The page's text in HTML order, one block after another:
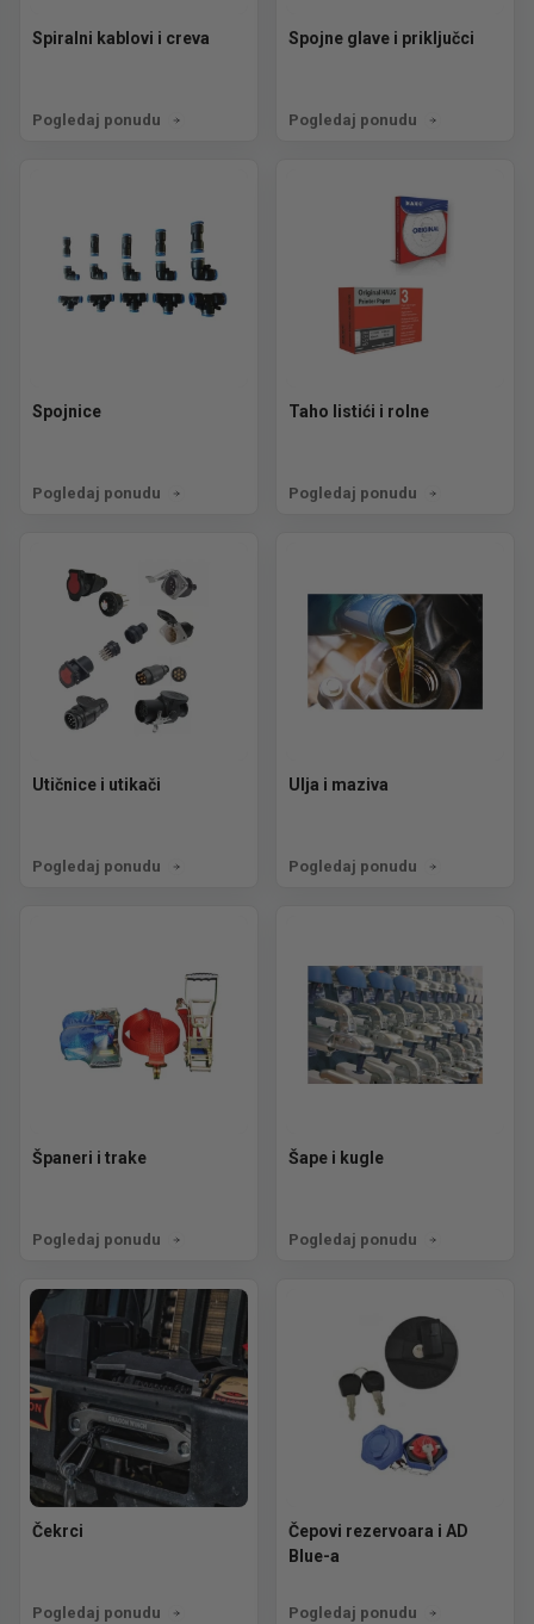
Spiralni kablovi i creva
Pogledaj ponudu
Spojne glave i priključci
Pogledaj ponudu
Spojnice
Pogledaj ponudu
Taho listići i rolne
Pogledaj ponudu
Utičnice i utikači
Pogledaj ponudu
Ulja i maziva
Pogledaj ponudu
Španeri i trake
Pogledaj ponudu
Šape i kugle
Pogledaj ponudu
Čekrci
Pogledaj ponudu
Čepovi rezervoara i AD
Blue-a
Pogledaj ponudu